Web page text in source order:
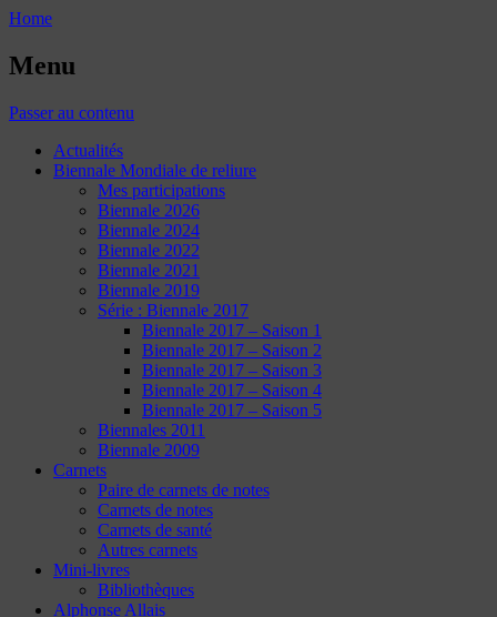
Home
Menu
Passer au contenu
Actualités
Biennale Mondiale de reliure
Mes participations
Biennale 2026
Biennale 2024
Biennale 2022
Biennale 2021
Biennale 2019
Série : Biennale 2017
Biennale 2017 – Saison 1
Biennale 2017 – Saison 2
Biennale 2017 – Saison 3
Biennale 2017 – Saison 4
Biennale 2017 – Saison 5
Biennales 2011
Biennale 2009
Carnets
Paire de carnets de notes
Carnets de notes
Carnets de santé
Autres carnets
Mini-livres
Bibliothèques
Alphonse Allais